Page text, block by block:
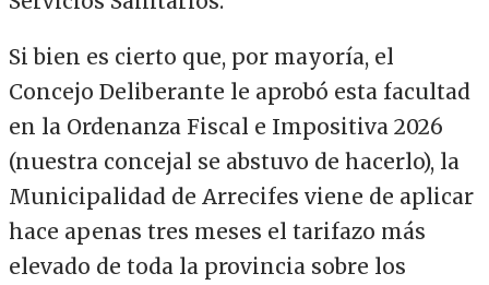
Si bien es cierto que, por mayoría, el
Concejo Deliberante le aprobó esta facultad
en la Ordenanza Fiscal e Impositiva 2026
(nuestra concejal se abstuvo de hacerlo), la
Municipalidad de Arrecifes viene de aplicar
hace apenas tres meses el tarifazo más
elevado de toda la provincia sobre los